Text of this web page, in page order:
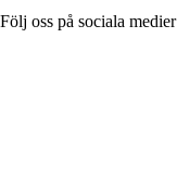
Följ oss på sociala medier